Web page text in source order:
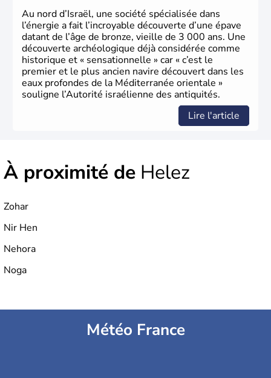
Au nord d’Israël, une société spécialisée dans
l’énergie a fait l’incroyable découverte d’une épave
datant de l’âge de bronze, vieille de 3 000 ans. Une
découverte archéologique déjà considérée comme
historique et « sensationnelle » car « c’est le
premier et le plus ancien navire découvert dans les
eaux profondes de la Méditerranée orientale »
souligne l’Autorité israélienne des antiquités.
Lire l'article
À proximité de Helez
Zohar
Nir Hen
Nehora
Noga
Météo France